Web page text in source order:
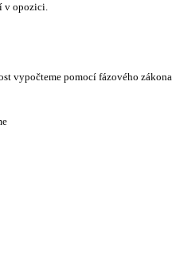
v opozici.
vypočteme pomocí fázového zákona